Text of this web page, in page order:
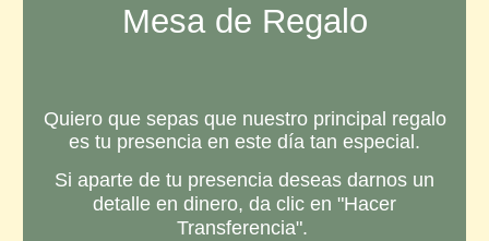
Mesa de Regalo
Quiero que sepas que nuestro principal regalo
es tu presencia en este día tan especial.
Si aparte de tu presencia deseas darnos un
detalle en dinero, da clic en "Hacer
Transferencia".